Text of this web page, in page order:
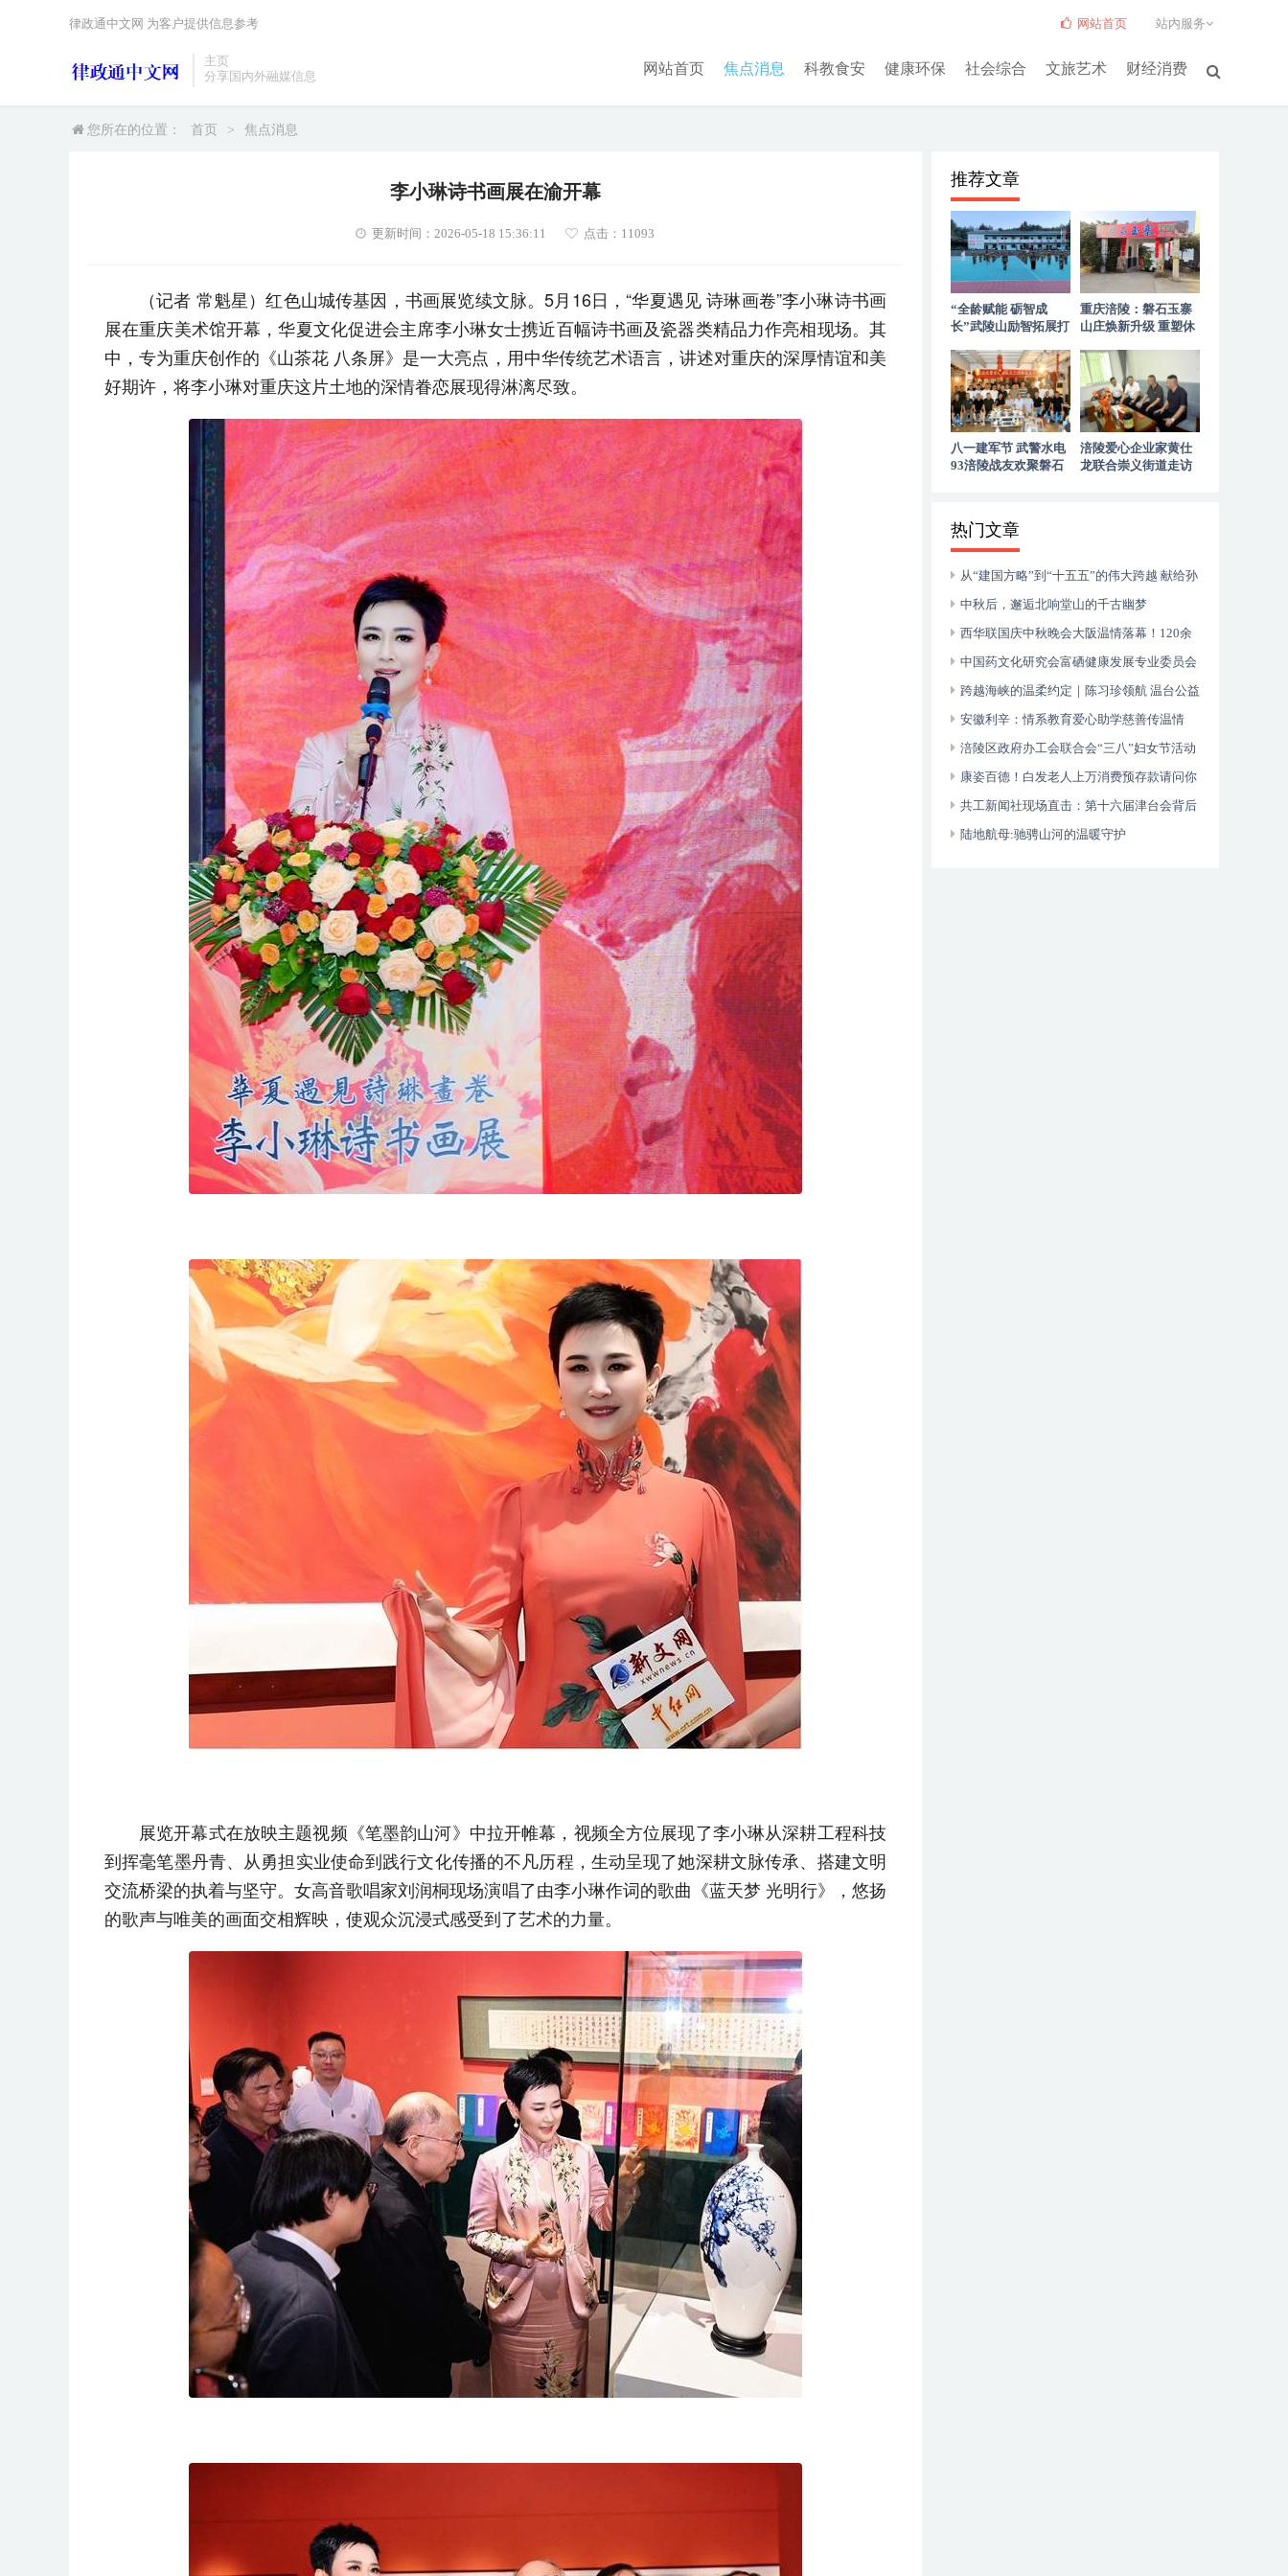
主页
分享国内外融媒信息
网站首页 焦点消息 科教食安 健康环保 社会综合 文旅艺术 财经消费
网站首页 站内服务
律政通中文网 为客户提供信息参考
您所在的位置： 首页 > 焦点消息
李小琳诗书画展在渝开幕
更新时间：2026-05-18 15:36:11 点击： 11093
（记者 常魁星）红色山城传基因，书画展览续文脉。5月16日，“华夏遇见 诗琳画卷”李小琳诗书画
展在重庆美术馆开幕，华夏文化促进会主席李小琳女士携近百幅诗书画及瓷器类精品力作亮相现场。其
中，专为重庆创作的《山茶花 八条屏》是一大亮点，用中华传统艺术语言，讲述对重庆的深厚情谊和美
好期许，将李小琳对重庆这片土地的深情眷恋展现得淋漓尽致。
展览开幕式在放映主题视频《笔墨韵山河》中拉开帷幕，视频全方位展现了李小琳从深耕工程科技
到挥毫笔墨丹青、从勇担实业使命到践行文化传播的不凡历程，生动呈现了她深耕文脉传承、搭建文明
交流桥梁的执着与坚守。女高音歌唱家刘润桐现场演唱了由李小琳作词的歌曲《蓝天梦 光明行》，悠扬
的歌声与唯美的画面交相辉映，使观众沉浸式感受到了艺术的力量。
推荐文章
“全龄赋能 砺智成
长”武陵山励智拓展打
重庆涪陵：磐石玉寨
山庄焕新升级 重塑休
八一建军节 武警水电
93涪陵战友欢聚磐石
涪陵爱心企业家黄仕
龙联合崇义街道走访
热门文章
从“建国方略”到“十五五”的伟大跨越 献给孙
中山诞辰160周年暨郑丽文访陆
中秋后，邂逅北响堂山的千古幽梦
西华联国庆中秋晚会大阪温情落幕！120余
侨胞共庆双节，安徽商会关西分会入会壮大团
体力量
中国药文化研究会富硒健康发展专业委员会
成立大会在山东枣庄成功举行
跨越海峡的温柔约定｜陈习珍领航 温台公益
音乐会暖透“星”世界
安徽利辛：情系教育爱心助学慈善传温情
涪陵区政府办工会联合会“三八”妇女节活动
在涪州书院举行
康姿百德！白发老人上万消费预存款请问你
何时归还？
共工新闻社现场直击：第十六届津台会背后
的两岸融合密码
陆地航母:驰骋山河的温暖守护